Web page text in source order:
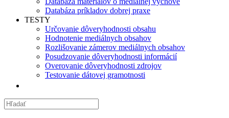
Databáza príkladov dobrej praxe
TESTY
Určovanie dôveryhodnosti obsahu
Hodnotenie mediálnych obsahov
Rozlišovanie zámerov mediálnych obsahov
Posudzovanie dôveryhodnosti informácií
Overovanie dôveryhodnosti zdrojov
Testovanie dátovej gramotnosti